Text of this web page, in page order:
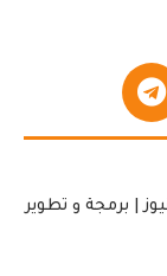
| برمجة و تطوير